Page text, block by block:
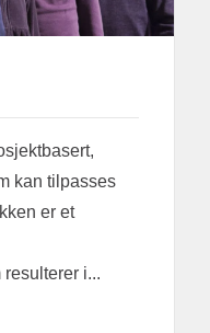
kan tilpasses
er et
i...